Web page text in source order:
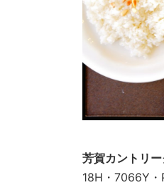
芳賀カントリ
18H・7066Y